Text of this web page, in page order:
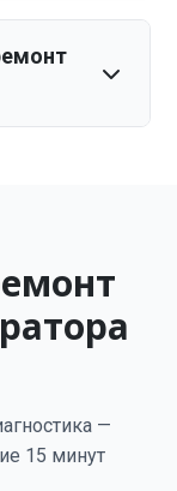
—
15 минут